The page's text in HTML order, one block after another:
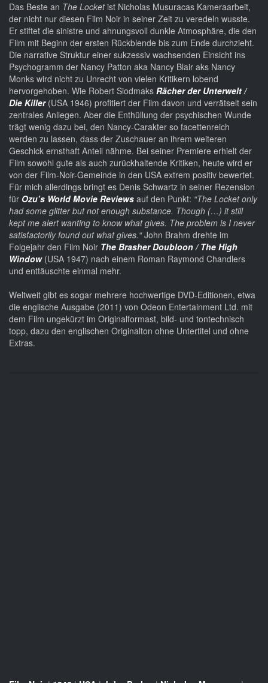
Das Beste an The Locketist Nicholas Musuracas Kameraarbeit,
der nicht nur diesen Film Noir in seiner Zeit zu veredeln wusste.
Er stiftet die sinistre und ahnungsvoll dunkle Atmosphäre, die den
Film mit Beginn der ersten Rückblende bis zum Ende durchzieht.
Die narrative Struktur einer sukzessiv wachsenden Einsicht ins
Psychogramm der Nancy Patton aka Nancy Blair aks Nancy
Monks wird nicht zu Unrecht von vielen Kritikern lobend
hervorgehoben. Wie Robert Siodmaks Rächer der Unterwelt /
Die Killer(USA 1946) profitiert der Film davon und verrätselt sein
zentrales Anliegen. Aber die Enthüllung der psychischen Wunde
trägt wenig dazu bei, den Nancy-Carakter so facettenreich
werden zu lassen, dass der Zuschauer an ihrem weiteren
Geschick ernsthaft Anteil nähme. Bei seiner Premiere erhielt der
Film sowohl gute als auch zurückhaltende Kritiken, heute wird er
von der Film-Noir-Gemeinde in den USA extrem positiv bewertet.
Für mich allerdings bringt es Denis Schwartz in seiner Rezension
für Ozu’s World Movie Reviews auf den Punkt: “The Locketonly
had some glitter but not enough substance. Though (…) it still
kept me alert wanting to know what gives. The problem is I never
satisfactorily found out what gives.“John Brahm drehte im
Folgejahr den Film Noir The Brasher Doubloon / The High
Window(USA 1947) nach einem Roman Raymond Chandlers
und enttäuschte einmal mehr.
Weltweit gibt es sogar mehrere hochwertige DVD-Editionen, etwa
die englische Ausgabe (2011) von Odeon Entertainment Ltd. mit
dem Film ungekürzt im Originalformast, bild- und tontechnisch
topp, dazu den englischen Originalton ohne Untertitel und ohne
Extras.